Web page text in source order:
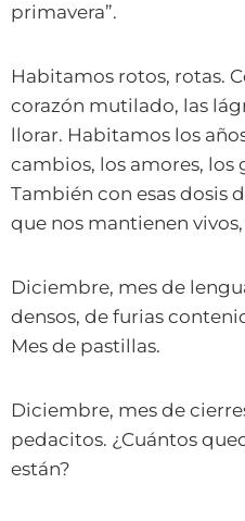
primavera”.
Habitamos rotos, rotas.
corazón mutilado, las
llorar. Habitamos los
cambios, los amores,
También con esas dosis
que nos mantienen vivos,
Diciembre, mes de
densos, de furias
Mes de pastillas.
Diciembre, mes de
pedacitos. ¿Cuántos
están?